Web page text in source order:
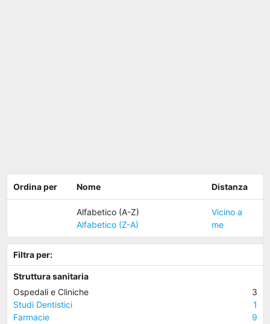
Ordina per Nome Distanza
Alfabetico (A-Z)
Alfabetico (Z-A)
Vicino a
me
Filtra per:
Struttura sanitaria
Ospedali e Cliniche
3
Studi Dentistici
1
Farmacie
9